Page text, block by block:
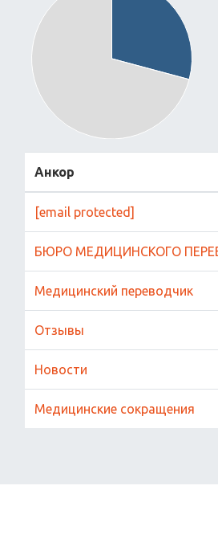
Анкор
[email protected]
БЮРО МЕДИЦИНСКОГО
Медицинский переводчик
Отзывы
Новости
Медицинские сокращения